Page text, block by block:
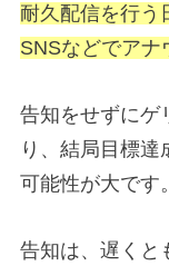
耐久配信を行う
SNSなどでアナ
告知をせずにゲ
り、結局目標
可能性が大です。
告知は、遅くと